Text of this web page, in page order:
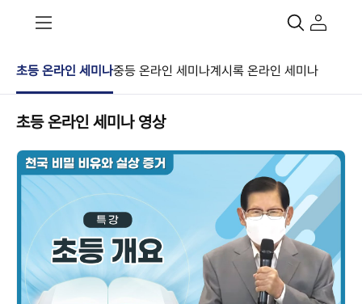
초등 온라인 세미나중등 온라인 세미나계시록 온라인 세미나
초등 온라인 세미나 영상